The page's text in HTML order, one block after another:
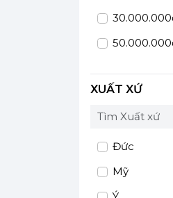
XUẤT XỨ
Đức
Mỹ